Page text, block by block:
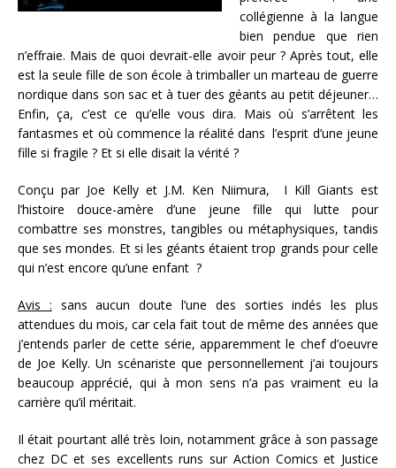
collégienne à la langue
bien pendue que rien
n’effraie. Mais de quoi devrait-elle avoir peur ? Après tout, elle
est la seule fille de son école à trimballer un marteau de guerre
nordique dans son sac et à tuer des géants au petit déjeuner…
Enfin, ça, c’est ce qu’elle vous dira. Mais où s’arrêtent les
fantasmes et où commence la réalité dans l’esprit d’une jeune
fille si fragile ? Et si elle disait la vérité ?
Conçu par Joe Kelly et J.M. Ken Niimura, I Kill Giants est
l’histoire douce-amère d’une jeune fille qui lutte pour
combattre ses monstres, tangibles ou métaphysiques, tandis
que ses mondes. Et si les géants étaient trop grands pour celle
qui n’est encore qu’une enfant ?
Avis : sans aucun doute l’une des sorties indés les plus
attendues du mois, car cela fait tout de même des années que
j’entends parler de cette série, apparemment le chef d’oeuvre
de Joe Kelly. Un scénariste que personnellement j’ai toujours
beaucoup apprécié, qui à mon sens n’a pas vraiment eu la
carrière qu’il méritait.
Il était pourtant allé très loin, notamment grâce à son passage
chez DC et ses excellents runs sur Action Comics et Justice